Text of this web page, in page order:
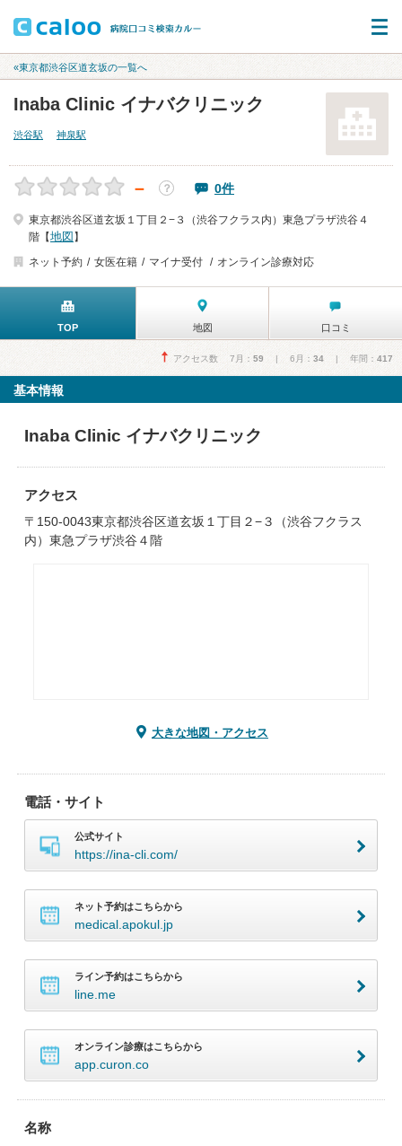
«東京都渋谷区道玄坂の一覧へ
Inaba Clinic イナバクリニック
渋谷駅 神泉駅
－ ？ 0件
東京都渋谷区道玄坂１丁目２−３（渋谷フクラス内）東急プラザ渋谷４
階【地図 】
ネット予約
女医在籍 マイナ受付 オンライン診療対応
TOP 地図 口コミ
アクセス数 7月： 59 | 6月： 34 | 年間： 417
基本情報
Inaba Clinic イナバクリニック
アクセス
〒150-0043東京都渋谷区道玄坂１丁目２−３（渋谷フクラス
内）東急プラザ渋谷４階
大きな地図・アクセス
電話・サイト
公式サイト
https://ina-cli.com/
ネット予約はこちらから
medical.apokul.jp
ライン予約はこちらから
line.me
オンライン診療はこちらから
app.curon.co
名称